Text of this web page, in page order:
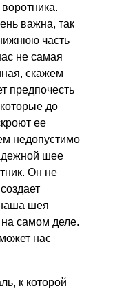
важна, так
часть
не самая
скажем
предпочесть
до
ее
недопустимо
шее
Он не
шея
самом деле.
нас
к которой